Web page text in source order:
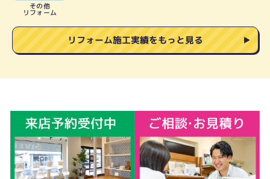
その他
リフォーム
リフォーム施工実績をもっと見る